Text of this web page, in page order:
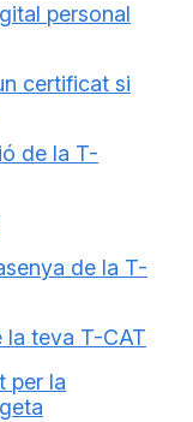
personal
certificat si
de la T-
de la T-
la teva T-CAT
per la